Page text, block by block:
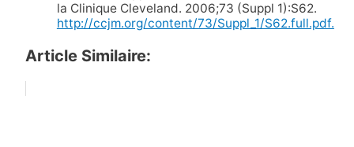
la Clinique Cleveland. 2006;73 (Suppl 1):S62.
http://ccjm.org/content/73/Suppl_1/S62.full.pdf.
Article Similaire: